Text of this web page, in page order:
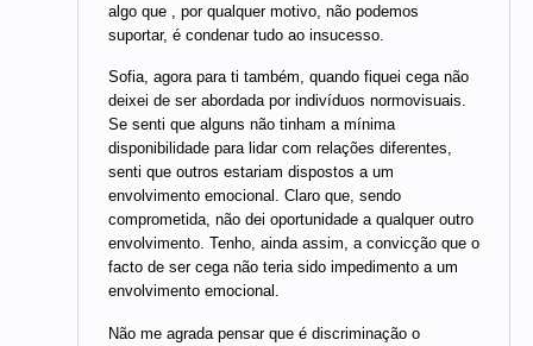
algo que , por qualquer motivo, não podemos
suportar, é condenar tudo ao insucesso.
Sofia, agora para ti também, quando fiquei cega não
deixei de ser abordada por indivíduos normovisuais.
Se senti que alguns não tinham a mínima
disponibilidade para lidar com relações diferentes,
senti que outros estariam dispostos a um
envolvimento emocional. Claro que, sendo
comprometida, não dei oportunidade a qualquer outro
envolvimento. Tenho, ainda assim, a convicção que o
facto de ser cega não teria sido impedimento a um
envolvimento emocional.
Não me agrada pensar que é discriminação o